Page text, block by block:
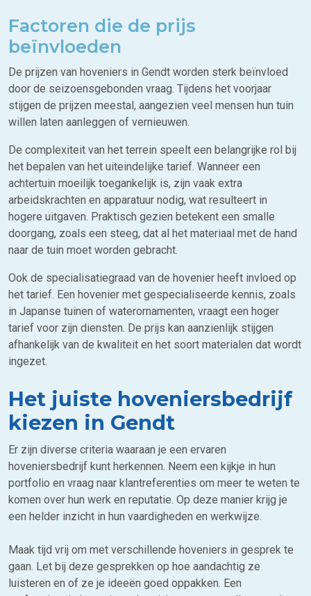
Factoren die de prijs
beïnvloeden
De prijzen van hoveniers in Gendt worden sterk beïnvloed
door de seizoensgebonden vraag. Tijdens het voorjaar
stijgen de prijzen meestal, aangezien veel mensen hun tuin
willen laten aanleggen of vernieuwen.
De complexiteit van het terrein speelt een belangrijke rol bij
het bepalen van het uiteindelijke tarief. Wanneer een
achtertuin moeilijk toegankelijk is, zijn vaak extra
arbeidskrachten en apparatuur nodig, wat resulteert in
hogere uitgaven. Praktisch gezien betekent een smalle
doorgang, zoals een steeg, dat al het materiaal met de hand
naar de tuin moet worden gebracht.
Ook de specialisatiegraad van de hovenier heeft invloed op
het tarief. Een hovenier met gespecialiseerde kennis, zoals
in Japanse tuinen of waterornamenten, vraagt een hoger
tarief voor zijn diensten. De prijs kan aanzienlijk stijgen
afhankelijk van de kwaliteit en het soort materialen dat wordt
ingezet.
Het juiste hoveniersbedrijf
kiezen in Gendt
Er zijn diverse criteria waaraan je een ervaren
hoveniersbedrijf kunt herkennen. Neem een kijkje in hun
portfolio en vraag naar klantreferenties om meer te weten te
komen over hun werk en reputatie. Op deze manier krijg je
een helder inzicht in hun vaardigheden en werkwijze.
Maak tijd vrij om met verschillende hoveniers in gesprek te
gaan. Let bij deze gesprekken op hoe aandachtig ze
luisteren en of ze je ideeën goed oppakken. Een